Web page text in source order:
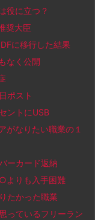
役に立つ？
奨大臣
に移行した結果
なく公開
ポスト
ントにUSB
なりたい職業の１
ーカード返納
りも入手困難
たかった職業
っているフリーラン